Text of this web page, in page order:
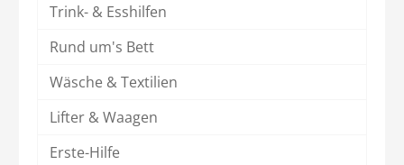
Trink- & Esshilfen
Rund um's Bett
Wäsche & Textilien
Lifter & Waagen
Erste-Hilfe